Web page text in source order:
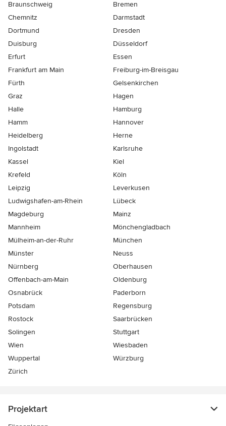
Braunschweig
Bremen
Chemnitz
Darmstadt
Dortmund
Dresden
Duisburg
Düsseldorf
Erfurt
Essen
Frankfurt am Main
Freiburg-im-Breisgau
Fürth
Gelsenkirchen
Graz
Hagen
Halle
Hamburg
Hamm
Hannover
Heidelberg
Herne
Ingolstadt
Karlsruhe
Kassel
Kiel
Krefeld
Köln
Leipzig
Leverkusen
Ludwigshafen-am-Rhein
Lübeck
Magdeburg
Mainz
Mannheim
Mönchen­gladbach
Mülheim-an-der-Ruhr
München
Münster
Neuss
Nürnberg
Oberhausen
Offenbach-am-Main
Oldenburg
Osnabrück
Paderborn
Potsdam
Regensburg
Rostock
Saarbrücken
Solingen
Stuttgart
Wien
Wiesbaden
Wuppertal
Würzburg
Zürich
Projektart